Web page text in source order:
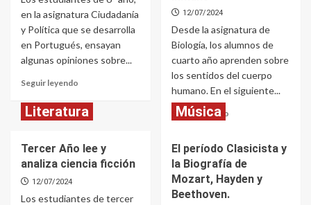
en la asignatura Ciudadanía
y Política que se desarrolla
en Portugués, ensayan
algunas opiniones sobre...
Seguir leyendo
about
O
é
política?
12/07/2024
Desde la asignatura de
Biología, los alumnos de
cuarto año aprenden sobre
los sentidos del cuerpo
humano. En el siguiente...
Seguir leyendoRead
Órganos
de
los
Literatura
Tercer Año lee y
analiza ciencia ficción
12/07/2024
Los estudiantes de tercer
Música
El período Clasicista y
la Biografía de
Mozart, Hayden y
Beethoven.